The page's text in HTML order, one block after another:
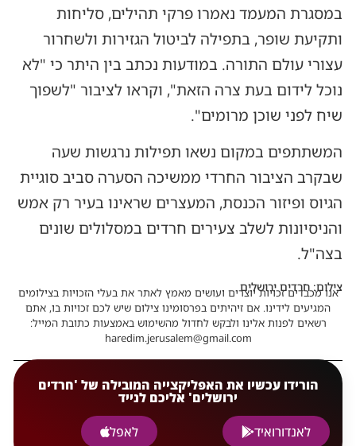
במסגרת המעמד נאמרו פרקי תהילים, סליחות
ותקיעת שופר, בתפילה לביטול הגזירות ולשחרור
עצורי עולם התורה. במודעות נכתב בין היתר כי "לא
נוכל לידום בעת צרה הזאת", וקראו לציבור "לשפוך
שיח לפני שוכן מרומים".
המשתתפים במקום נשאו תפילות נרגשות שעה
שבקרב הציבור החרדי ממשיכה הסערה סביב סוגיית
הגיוס ופיזור הכנסת, המעצרים שראינו בעיר רק אמש
והניסיונות לשלב צעירים חרדים במסלולים שונים
בצה"ל.
צילום: חרדים ירושלים
אנו מכבדים זכויות יוצרים ועושים מאמץ לאתר את בעלי הזכויות בצילומים
המגיעים לידינו. אם זיהיתים בפרסומינו צילום שיש לכם זכויות בו, אתם
רשאים לפנות אלינו ולבקש לחדול מהשימוש באמצעות כתובת המייל:
haredim.jerusalem@gmail.com
הורידו עכשיו את האפליקצייה המובילה של 'חרדים
ירושלים' אליכם לנייד
לאנדורואיד
לאפל